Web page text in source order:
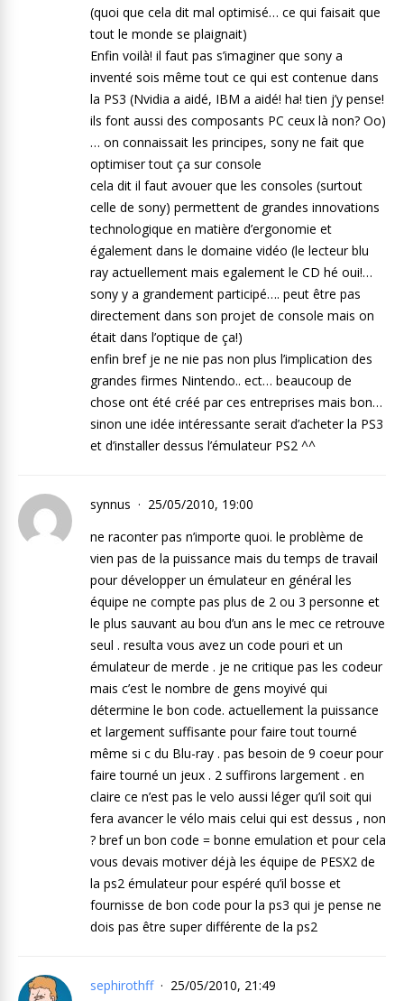
(quoi que cela dit mal optimisé… ce qui faisait que
tout le monde se plaignait)
Enfin voilà! il faut pas s’imaginer que sony a
inventé sois même tout ce qui est contenue dans
la PS3 (Nvidia a aidé, IBM a aidé! ha! tien j’y pense!
ils font aussi des composants PC ceux là non? Oo)
… on connaissait les principes, sony ne fait que
optimiser tout ça sur console
cela dit il faut avouer que les consoles (surtout
celle de sony) permettent de grandes innovations
technologique en matière d’ergonomie et
également dans le domaine vidéo (le lecteur blu
ray actuellement mais egalement le CD hé oui!…
sony y a grandement participé…. peut être pas
directement dans son projet de console mais on
était dans l’optique de ça!)
enfin bref je ne nie pas non plus l’implication des
grandes firmes Nintendo.. ect… beaucoup de
chose ont été créé par ces entreprises mais bon…
sinon une idée intéressante serait d’acheter la PS3
et d’installer dessus l’émulateur PS2 ^^
synnus
25/05/2010, 19:00
ne raconter pas n’importe quoi. le problème de
vien pas de la puissance mais du temps de travail
pour développer un émulateur en général les
équipe ne compte pas plus de 2 ou 3 personne et
le plus sauvant au bou d’un ans le mec ce retrouve
seul . resulta vous avez un code pouri et un
émulateur de merde . je ne critique pas les codeur
mais c’est le nombre de gens moyivé qui
détermine le bon code. actuellement la puissance
et largement suffisante pour faire tout tourné
même si c du Blu-ray . pas besoin de 9 coeur pour
faire tourné un jeux . 2 suffirons largement . en
claire ce n’est pas le velo aussi léger qu’il soit qui
fera avancer le vélo mais celui qui est dessus , non
? bref un bon code = bonne emulation et pour cela
vous devais motiver déjà les équipe de PESX2 de
la ps2 émulateur pour espéré qu’il bosse et
fournisse de bon code pour la ps3 qui je pense ne
dois pas être super différente de la ps2
sephirothff 25/05/2010, 21:49